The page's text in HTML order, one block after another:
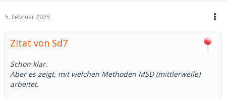
5. Februar 2025
Zitat von Sd7
Schon klar.
Aber es zeigt, mit welchen Methoden MSD (mittlerweile)
arbeitet.